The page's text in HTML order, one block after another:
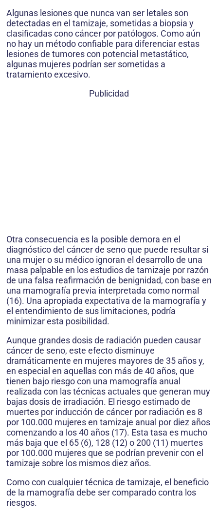
Algunas lesiones que nunca van ser letales son
detectadas en el tamizaje, sometidas a biopsia y
clasificadas cono cáncer por patólogos. Como aún
no hay un método confiable para diferenciar estas
lesiones de tumores con potencial metastático,
algunas mujeres podrían ser sometidas a
tratamiento excesivo.
Publicidad
Otra consecuencia es la posible demora en el
diagnóstico del cáncer de seno que puede resultar si
una mujer o su médico ignoran el desarrollo de una
masa palpable en los estudios de tamizaje por razón
de una falsa reafirmación de benignidad, con base en
una mamografía previa interpretada como normal
(16). Una apropiada expectativa de la mamografía y
el entendimiento de sus limitaciones, podría
minimizar esta posibilidad.
Aunque grandes dosis de radiación pueden causar
cáncer de seno, este efecto disminuye
dramáticamente en mujeres mayores de 35 años y,
en especial en aquellas con más de 40 años, que
tienen bajo riesgo con una mamografía anual
realizada con las técnicas actuales que generan muy
bajas dosis de irradiación. El riesgo estimado de
muertes por inducción de cáncer por radiación es 8
por 100.000 mujeres en tamizaje anual por diez años
comenzando a los 40 años (17). Esta tasa es mucho
más baja que el 65 (6), 128 (12) o 200 (11) muertes
por 100.000 mujeres que se podrían prevenir con el
tamizaje sobre los mismos diez años.
Como con cualquier técnica de tamizaje, el beneficio
de la mamografía debe ser comparado contra los
riesgos.